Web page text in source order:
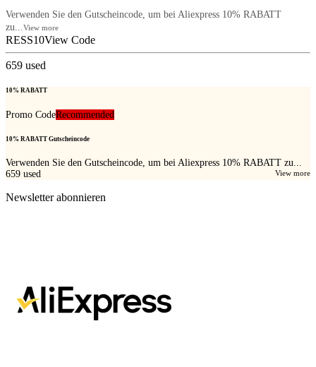
Verwenden Sie den Gutscheincode, um bei Aliexpress 10% RABATT
zu...View more
RESS10View Code
659 used
10% RABATT
Promo CodeRecommended
10% RABATT Gutscheincode
Verwenden Sie den Gutscheincode, um bei Aliexpress 10% RABATT zu...
View more
659 used
Newsletter abonnieren